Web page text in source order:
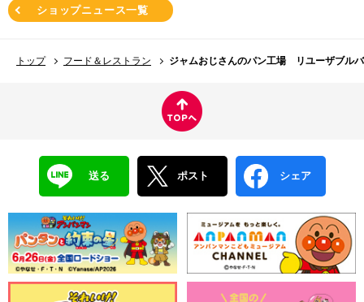
ショップニュース一覧
トップ フード＆レストラン ジャムおじさんのパン工場 リユーザブル
送る ポスト シェア